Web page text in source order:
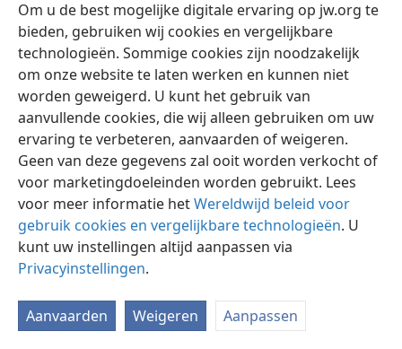
Om u de best mogelijke digitale ervaring op jw.org te
bieden, gebruiken wij cookies en vergelijkbare
technologieën. Sommige cookies zijn noodzakelijk
om onze website te laten werken en kunnen niet
worden geweigerd. U kunt het gebruik van
aanvullende cookies, die wij alleen gebruiken om uw
ervaring te verbeteren, aanvaarden of weigeren.
Geen van deze gegevens zal ooit worden verkocht of
voor marketingdoeleinden worden gebruikt. Lees
voor meer informatie hetWereldwijd beleid voor
gebruik cookies en vergelijkbare technologieën. U
kunt uw instellingen altijd aanpassen via
Privacyinstellingen.
Aanvaarden Weigeren Aanpassen
hebben. Bovendien heeft elke taal een andere
grammatica, waardoor het voor de vertaler een
uitdaging is om de betekenis, uitdrukkingswijze en
dynamiek van het Hebreeuws, vooral van zijn
werkwoordsvormen, zuiver weer te geven.
Kenmerkend voor het Hebreeuws is de beknoptheid,
mogelijk gemaakt door de zinsconstructie. Het
Aramees, dat van de Semitische talen het nauwst aan
het Hebreeuws verwant is, heeft in vergelijking
daarmee een omslachtige, wijdlopige en langdradige
stijl. Bij het vertalen uit het Hebreeuws moet men vaak
hulpwoorden gebruiken om het levendige, beeldende
karakter en de dynamiek van het Hebreeuwse
werkwoord volledig tot uitdrukking te brengen.
Hoewel dit enigszins afbreuk doet aan de